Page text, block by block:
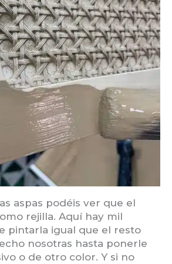
aspas podéis ver que el
rejilla. Aquí hay mil
pintarla igual que el resto
nosotras hasta ponerle
o de otro color. Y si no